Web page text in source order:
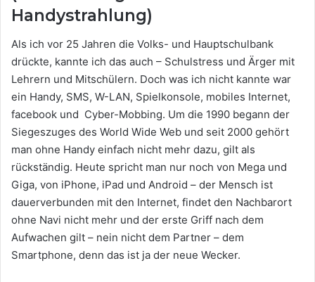
Handystrahlung)
Als ich vor 25 Jahren die Volks- und Hauptschulbank
drückte, kannte ich das auch – Schulstress und Ärger mit
Lehrern und Mitschülern. Doch was ich nicht kannte war
ein Handy, SMS, W-LAN, Spielkonsole, mobiles Internet,
facebook und Cyber-Mobbing. Um die 1990 begann der
Siegeszuges des World Wide Web und seit 2000 gehört
man ohne Handy einfach nicht mehr dazu, gilt als
rückständig. Heute spricht man nur noch von Mega und
Giga, von iPhone, iPad und Android – der Mensch ist
dauerverbunden mit den Internet, findet den Nachbarort
ohne Navi nicht mehr und der erste Griff nach dem
Aufwachen gilt – nein nicht dem Partner – dem
Smartphone, denn das ist ja der neue Wecker.